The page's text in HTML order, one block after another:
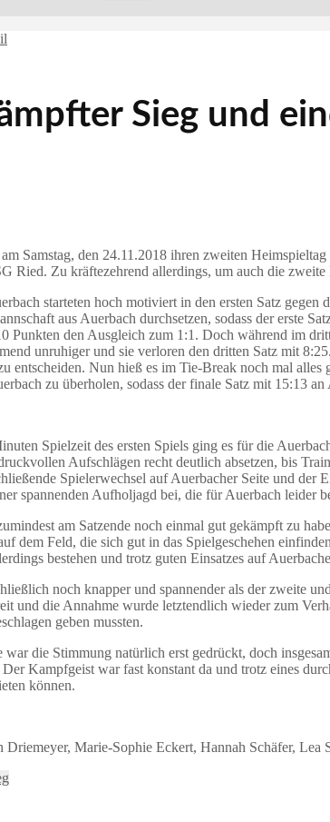
Sieg und
Samstag, den 24.11.2018 ihren zweiten
Ried. Zu kräftezehrend allerdings, um auch die zweite
starteten hoch motiviert in den ersten Satz
aus Auerbach durchsetzen, sodass der erste
Punkten den Ausgleich zum 1:1. Doch während im
unruhiger und sie verloren den dritten Satz mit
entscheiden. Nun hieß es im Tie-Break noch mal
zu überholen, sodass der finale Satz mit 15:13
Spielzeit des ersten Spiels ging es für die
Aufschlägen recht deutlich absetzen, bis
Spielerwechsel auf Auerbacher Seite und
spannenden Aufholjagd bei, die für Auerbach leider
am Satzende noch einmal gut gekämpft zu
dem Feld, die sich gut in das Spielgeschehen
bestehen und trotz guten Einsatzes auf
noch knapper und spannender als der zweite
und die Annahme wurde letztendlich wieder zum
geben mussten.
die Stimmung natürlich erst gedrückt, doch
Kampfgeist war fast konstant da und trotz eines
können.
Marie-Sophie Eckert, Hannah Schäfer, Lea